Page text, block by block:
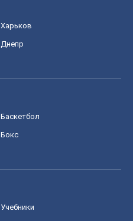
Харьков
Днепр
Баскетбол
Бокс
Учебники